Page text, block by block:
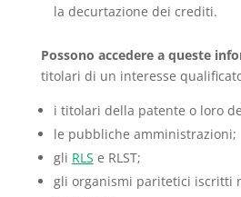
la decurtazione dei crediti.
Possono accedere a queste
titolari di un interesse
i titolari della patente o loro
le pubbliche amministrazioni;
gli RLS e RLST;
gli organismi paritetici iscritti